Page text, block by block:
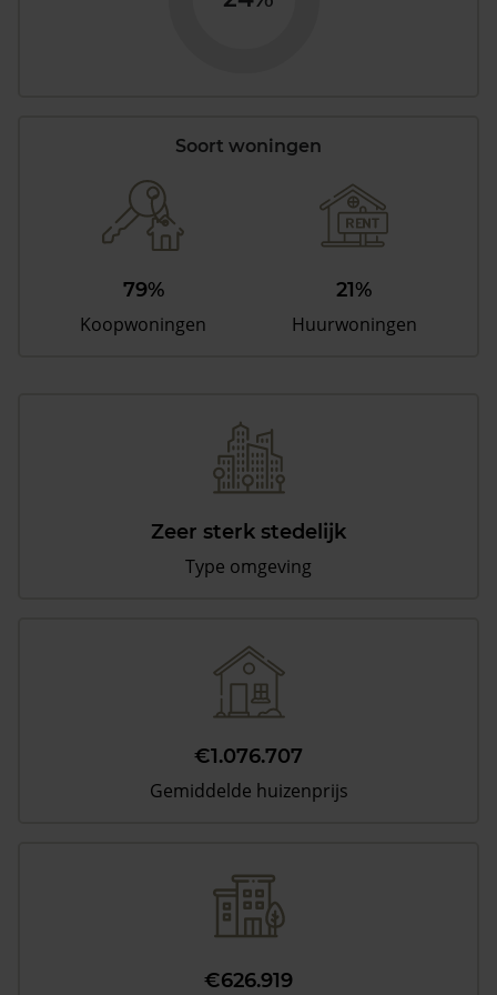
Soort woningen
79%
Koopwoningen
21%
Huurwoningen
Zeer sterk stedelijk
Type omgeving
€1.076.707
Gemiddelde huizenprijs
€626.919